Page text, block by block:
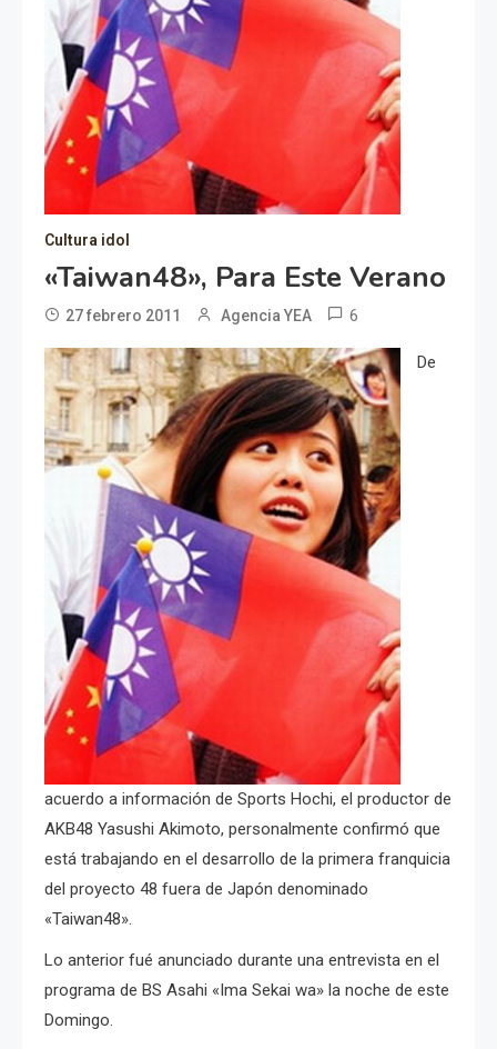
Cultura idol
«Taiwan48», Para Este Verano
27 febrero 2011 Agencia YEA 6
De
acuerdo a información de Sports Hochi, el productor de
AKB48 Yasushi Akimoto, personalmente confirmó que
está trabajando en el desarrollo de la primera franquicia
del proyecto 48 fuera de Japón denominado
«Taiwan48».
Lo anterior fué anunciado durante una entrevista en el
programa de BS Asahi «Ima Sekai wa» la noche de este
Domingo.